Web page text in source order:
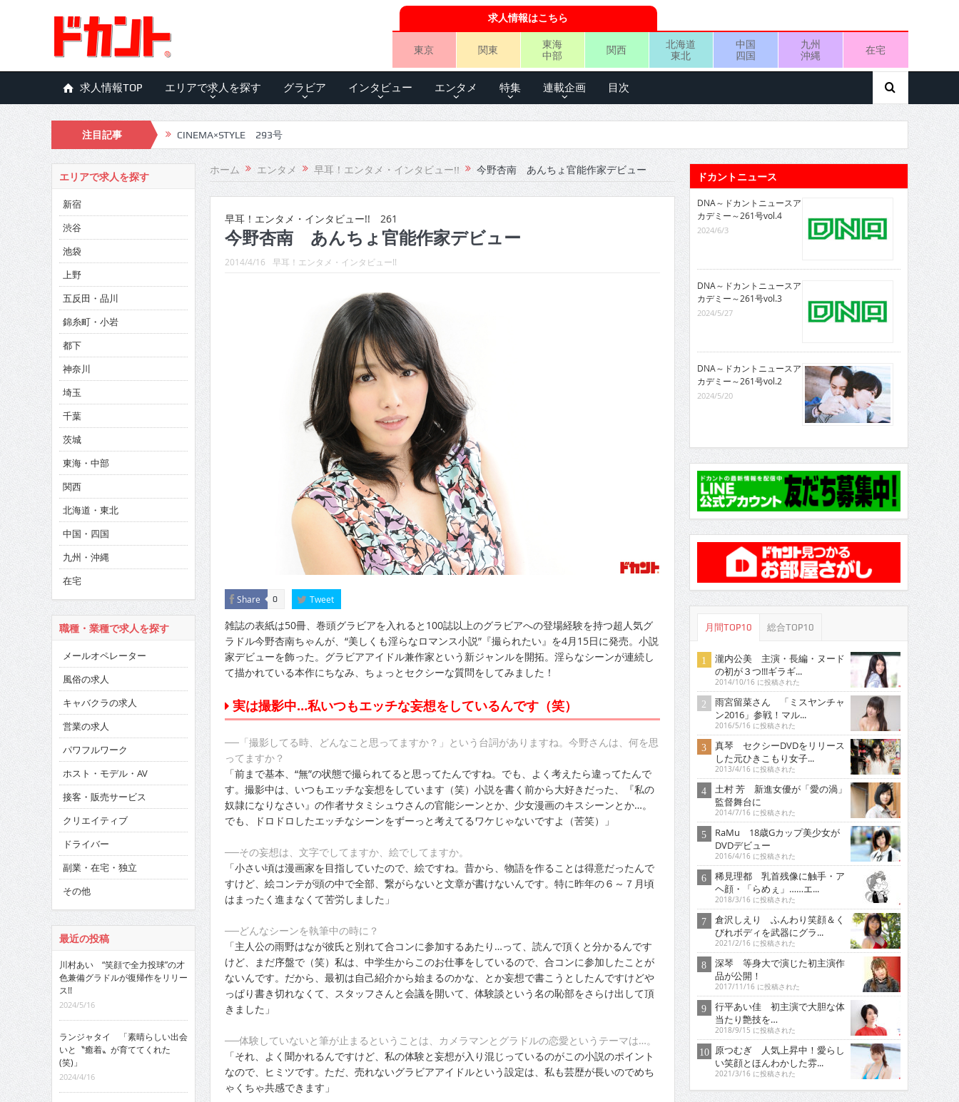
求人情報はこちら
東京 関東
東海
中部
関西
北海道
東北
中国
四国
九州
沖縄
在宅
求人情報TOP エリアで求人を探す グラビア インタビュー エンタメ 特集 連載企画 目次
注目記事 CINEMA×STYLE 293号
CINEMA×STYLE 292号
CINEMA×STYLE 291号
CINEMA×STYLE 290号
CINEMA×STYLE 289号
CINEMA×STYLE 288号
CINEMA×STYLE 286号
CINEMA×STYLE 285号
CINEMA×STYLE 294号
ホーム エンタメ 早耳！エンタメ・インタビュー!! 今野杏南 あんちょ官能作家デビュー
早耳！エンタメ・インタビュー!! 261
今野杏南 あんちょ官能作家デビュー
2014/4/16 早耳！エンタメ・インタビュー!!
Share 0 Tweet
雑誌の表紙は50冊、巻頭グラビアを入れると100誌以上のグラビアへの登場経験を持つ超人気グ
ラドル今野杏南ちゃんが、“美しくも淫らなロマンス小説”『撮られたい』を4月15日に発売。小説
家デビューを飾った。グラビアアイドル兼作家という新ジャンルを開拓。淫らなシーンが連続し
て描かれている本作にちなみ、ちょっとセクシーな質問をしてみました！
実は撮影中…私いつもエッチな妄想をしているんです（笑）
──「撮影してる時、どんなこと思ってますか？」という台詞がありますね。今野さんは、何を思
ってますか？
「前まで基本、“無”の状態で撮られてると思ってたんですね。でも、よく考えたら違ってたんで
す。撮影中は、いつもエッチな妄想をしています（笑）小説を書く前から大好きだった、『私の
奴隷になりなさい』の作者サタミシュウさんの官能シーンとか、少女漫画のキスシーンとか…。
でも、ドロドロしたエッチなシーンをずーっと考えてるワケじゃないですよ（苦笑）」
──その妄想は、文字でしてますか、絵でしてますか。
「小さい頃は漫画家を目指していたので、絵ですね。昔から、物語を作ることは得意だったんで
すけど、絵コンテが頭の中で全部、繋がらないと文章が書けないんです。特に昨年の６～７月頃
はまったく進まなくて苦労しました」
──どんなシーンを執筆中の時に？
「主人公の雨野はなが彼氏と別れて合コンに参加するあたり…って、読んで頂くと分かるんです
けど、まだ序盤で（笑）私は、中学生からこのお仕事をしているので、合コンに参加したことが
ないんです。だから、最初は自己紹介から始まるのかな、とか妄想で書こうとしたんですけどや
っぱり書き切れなくて、スタッフさんと会議を開いて、体験談という名の恥部をさらけ出して頂
きました」
──体験していないと筆が止まるということは、カメラマンとグラドルの恋愛というテーマは…。
「それ、よく聞かれるんですけど、私の体験と妄想が入り混じっているのがこの小説のポイント
なので、ヒミツです。ただ、売れないグラビアアイドルという設定は、私も芸歴が長いのでめち
ゃくちゃ共感できます」
エリアで求人を探す
新宿
渋谷
池袋
上野
五反田・品川
錦糸町・小岩
都下
神奈川
埼玉
千葉
茨城
東海・中部
関西
北海道・東北
中国・四国
九州・沖縄
在宅
職種・業種で求人を探す
メールオペレーター
風俗の求人
キャバクラの求人
営業の求人
パワフルワーク
ホスト・モデル・AV
接客・販売サービス
クリエイティブ
ドライバー
副業・在宅・独立
その他
最近の投稿
川村あい “笑顔で全力投球”の才
色兼備グラドルが復帰作をリリー
ス!!
2024/5/16
ランジャタイ 「素晴らしい出会
いと〝癒着〟が育ててくれた
(笑)」
2024/4/16
ドカントニュース
DNA～ドカントニュースア
カデミー～261号vol.4
2024/6/3
DNA～ドカントニュースア
カデミー～261号vol.3
2024/5/27
DNA～ドカントニュースア
カデミー～261号vol.2
2024/5/20
月間TOP10 総合TOP10
瀧内公美 主演・長編・ヌード
の初が３つ!!!ギラギ...
2014/10/16 に投稿された
雨宮留菜さん 「ミスヤンチャ
ン2016」参戦！マル...
2016/5/16 に投稿された
真琴 セクシーDVDをリリース
した元ひきこもり女子...
2013/4/16 に投稿された
土村 芳 新進女優が「愛の渦」
監督舞台に
2014/7/16 に投稿された
RaMu 18歳Gカップ美少女が
DVDデビュー
2016/4/16 に投稿された
稀見理都 乳首残像に触手・ア
ヘ顔・「らめぇ」……エ...
2018/3/16 に投稿された
倉沢しえり ふんわり笑顔＆く
びれボディを武器にグラ...
2021/2/16 に投稿された
深琴 等身大で演じた初主演作
品が公開！
2017/11/16 に投稿された
行平あい佳 初主演で大胆な体
当たり艶技を…
2018/9/15 に投稿された
原つむぎ 人気上昇中！愛らし
い笑顔とほんわかした雰...
2021/3/16 に投稿された